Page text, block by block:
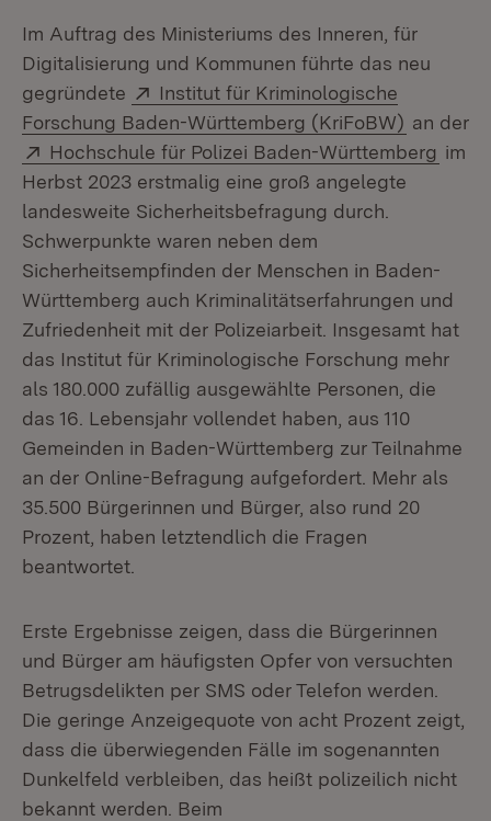
Im Auftrag des Ministeriums des Inneren, für
Digitalisierung und Kommunen führte das neu
gegründete
Extern:
Institut für Kriminologische
Forschung Baden-Württemberg (KriFoBW) (Öffnet
an der
Extern:
Hochschule für Polizei Baden-Württemberg im
Herbst 2023 erstmalig eine groß angelegte
landesweite Sicherheitsbefragung durch.
Schwerpunkte waren neben dem
Sicherheitsempfinden der Menschen in Baden-
Württemberg auch Kriminalitätserfahrungen und
Zufriedenheit mit der Polizeiarbeit. Insgesamt hat
das Institut für Kriminologische Forschung mehr
als 180.000 zufällig ausgewählte Personen, die
das 16. Lebensjahr vollendet haben, aus 110
Gemeinden in Baden-Württemberg zur Teilnahme
an der Online-Befragung aufgefordert. Mehr als
35.500 Bürgerinnen und Bürger, also rund 20
Prozent, haben letztendlich die Fragen
beantwortet.
Erste Ergebnisse zeigen, dass die Bürgerinnen
und Bürger am häufigsten Opfer von versuchten
Betrugsdelikten per SMS oder Telefon werden.
Die geringe Anzeigequote von acht Prozent zeigt,
dass die überwiegenden Fälle im sogenannten
Dunkelfeld verbleiben, das heißt polizeilich nicht
bekannt werden. Beim